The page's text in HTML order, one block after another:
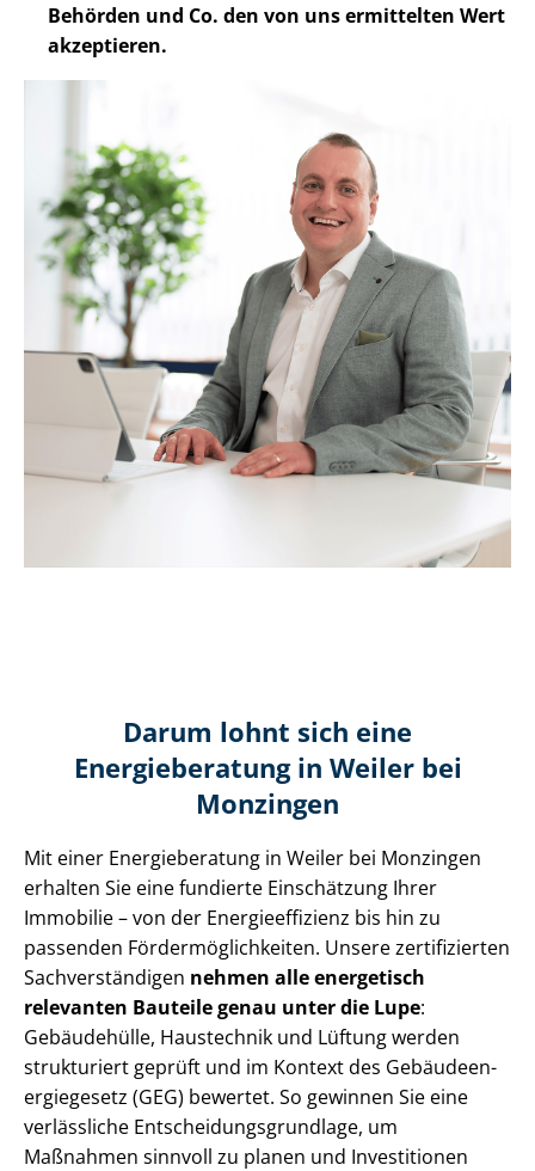
Behörden und Co. den von uns ermittelten Wert
akzeptieren.
Darum lohnt sich eine
Energieberatung in Weiler bei
Monzingen
Mit einer Energieberatung in Weiler bei Monzingen
erhalten Sie eine fundierte Einschätzung Ihrer
Immobilie – von der En­er­gie­ef­fi­zi­enz bis hin zu
passenden För­der­mög­lich­kei­ten. Unsere zertifizierten
Sach­ver­stän­di­gen nehmen alle energetisch
relevanten Bauteile genau unter die Lupe:
Gebäudehülle, Haustechnik und Lüftung werden
strukturiert geprüft und im Kontext des Ge­bäu­de­en­
er­gie­ge­setz (GEG) bewertet. So gewinnen Sie eine
verlässliche Ent­schei­dungs­grund­la­ge, um
Maßnahmen sinnvoll zu planen und Investitionen